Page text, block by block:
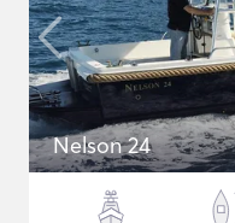
Nelson 24